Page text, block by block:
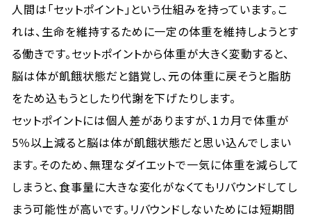
人間は「セットポイント」という仕組みを持っています。こ
れは、生命を維持するために一定の体重を維持しようとす
る働きです。セットポイントから体重が大きく変動すると、
脳は体が飢餓状態だと錯覚し、元の体重に戻そうと脂肪
をため込もうとしたり代謝を下げたりします。
セットポイントには個人差がありますが、1カ月で体重が
5％以上減ると脳は体が飢餓状態だと思い込んでしまい
ます。そのため、無理なダイエットで一気に体重を減らして
しまうと、食事量に大きな変化がなくてもリバウンドしてし
まう可能性が高いです。リバウンドしないためには短期間